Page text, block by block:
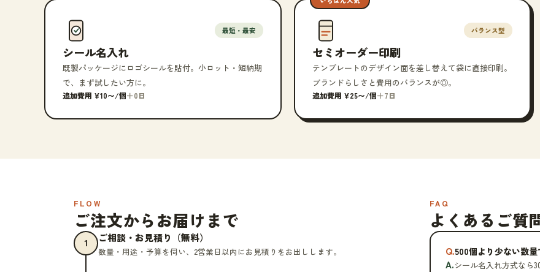
最短・最安
シール名入れ
既製パッケージにロゴシールを貼付。小ロット・短納期
で、まず試したい方に。
追加費用 ¥10〜/個＋0日
バランス型
セミオーダー印刷
テンプレートのデザイン面を差し替えて袋に直接印刷。
ブランドらしさと費用のバランスが◎。
追加費用 ¥25〜/個＋7日
FLOW
ご注文からお届けまで
1 ご相談・お見積り（無料）
数量・用途・予算を伺い、2営業日以内にお見積りをお出しします。
FAQ
よくあるご質
Q.500個より少ない数
A.シール名入れ方式なら